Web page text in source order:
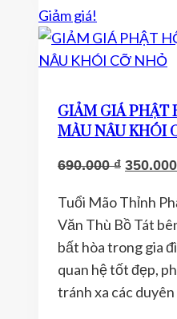
Giảm giá!
GIẢM GIÁ PHẬT
MÀU NÂU KHÓI
690.000₫ Giá
là:
350.000
Tuổi Mão Thỉnh
Văn Thù Bồ Tát
bất hòa trong gia
quan hệ tốt đẹp,
tránh xa các duyên